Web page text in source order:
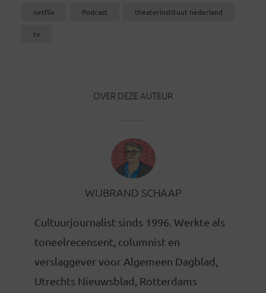
netflix Podcast theaterinstituut nederland
tv
OVER DEZE AUTEUR
WIJBRAND SCHAAP
Cultuurjournalist sinds 1996. Werkte als
toneelrecensent, columnist en
verslaggever voor Algemeen Dagblad,
Utrechts Nieuwsblad, Rotterdams